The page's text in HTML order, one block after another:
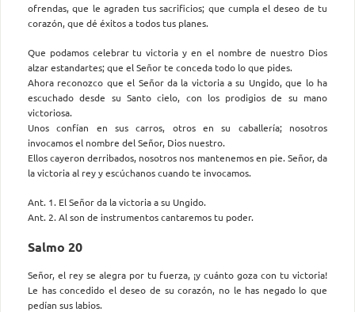
ofrendas, que le agraden tus sacrificios; que cumpla el deseo de tu
corazón, que dé éxitos a todos tus planes.
Que podamos celebrar tu victoria y en el nombre de nuestro Dios
alzar estandartes; que el Señor te conceda todo lo que pides.
Ahora reconozco que el Señor da la victoria a su Ungido, que lo ha
escuchado desde su Santo cielo, con los prodigios de su mano
victoriosa.
Unos confían en sus carros, otros en su caballería; nosotros
invocamos el nombre del Señor, Dios nuestro.
Ellos cayeron derribados, nosotros nos mantenemos en pie. Señor, da
la victoria al rey y escúchanos cuando te invocamos.
Ant. 1. El Señor da la victoria a su Ungido.
Ant. 2. Al son de instrumentos cantaremos tu poder.
Salmo 20
Señor, el rey se alegra por tu fuerza, ¡y cuánto goza con tu victoria!
Le has concedido el deseo de su corazón, no le has negado lo que
pedían sus labios.